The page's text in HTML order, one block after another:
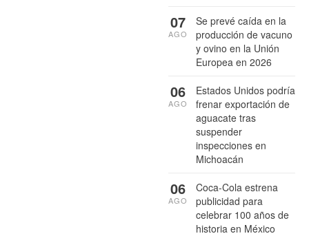
Se prevé caída en la
producción de vacuno
y ovino en la Unión
Europea en 2026
07
AGO
Estados Unidos podría
frenar exportación de
aguacate tras
suspender
inspecciones en
Michoacán
06
AGO
Coca-Cola estrena
publicidad para
celebrar 100 años de
historia en México
06
AGO